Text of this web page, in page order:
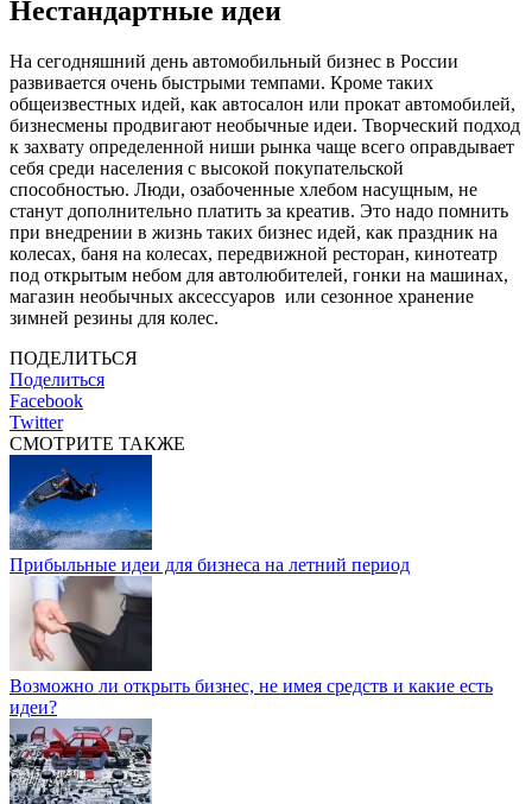
Нестандартные идеи
На сегодняшний день автомобильный бизнес в России
развивается очень быстрыми темпами. Кроме таких
общеизвестных идей, как автосалон или прокат автомобилей,
бизнесмены продвигают необычные идеи. Творческий подход
к захвату определенной ниши рынка чаще всего оправдывает
себя среди населения с высокой покупательской
способностью. Люди, озабоченные хлебом насущным, не
станут дополнительно платить за креатив. Это надо помнить
при внедрении в жизнь таких бизнес идей, как праздник на
колесах, баня на колесах, передвижной ресторан, кинотеатр
под открытым небом для автолюбителей, гонки на машинах,
магазин необычных аксессуаров или сезонное хранение
зимней резины для колес.
ПОДЕЛИТЬСЯ
Поделиться
Facebook
Twitter
СМОТРИТЕ ТАКЖЕ
Прибыльные идеи для бизнеса на летний период
Возможно ли открыть бизнес, не имея средств и какие есть
идеи?